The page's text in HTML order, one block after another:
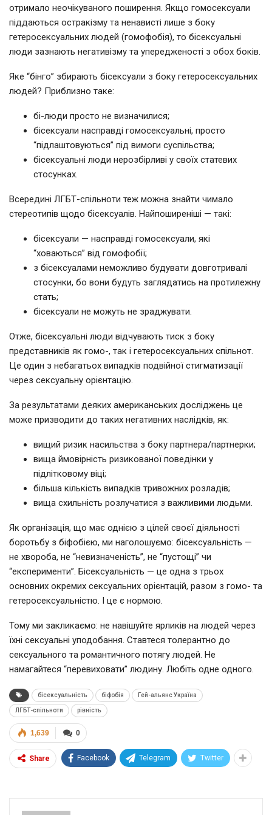
отримало неочікуваного поширення. Якщо гомосексуали
піддаються остракізму та ненависті лише з боку
гетеросексуальних людей (гомофобія), то бісексуальні
люди зазнають негативізму та упередженості з обох боків.
Яке “бінго” збирають бісексуали з боку гетеросексуальних
людей? Приблизно таке:
бі-люди просто не визначилися;
бісексуали насправді гомосексуальні, просто
“підлаштовуються” під вимоги суспільства;
бісексуальні люди нерозбірливі у своїх статевих
стосунках.
Всередині ЛГБТ-спільноти теж можна знайти чимало
стереотипів щодо бісексуалів. Найпоширеніші — такі:
бісексуали — насправді гомосексуали, які
“ховаються” від гомофобії;
з бісексуалами неможливо будувати довготривалі
стосунки, бо вони будуть заглядатись на протилежну
стать;
бісексуали не можуть не зраджувати.
Отже, бісексуальні люди відчувають тиск з боку
представників як гомо-, так і гетеросексуальних спільнот.
Це один з небагатьох випадків подвійної стигматизації
через сексуальну орієнтацію.
За результатами деяких американських досліджень це
може призводити до таких негативних наслідків, як:
вищий ризик насильства з боку партнера/партнерки;
вища ймовірність ризикованої поведінки у
підлітковому віці;
більша кількість випадків тривожних розладів;
вища схильність розлучатися з важливими людьми.
Як організація, що має однією з цілей своєї діяльності
боротьбу з біфобією, ми наголошуємо: бісексуальність —
не хвороба, не “невизначеність”, не “пустощі” чи
“експерименти”. Бісексуальність — це одна з трьох
основних окремих сексуальних орієнтацій, разом з гомо- та
гетеросексуальністю. І це є нормою.
Тому ми закликаємо: не навішуйте ярликів на людей через
їхні сексуальні уподобання. Ставтеся толерантно до
сексуального та романтичного потягу людей. Не
намагайтеся “перевиховати” людину. Любіть одне одного.
бісексуальність біфобія Гей-альянс Україна
ЛГБТ-спільноти рівність
0
1,639
Share Facebook Telegram Twitter